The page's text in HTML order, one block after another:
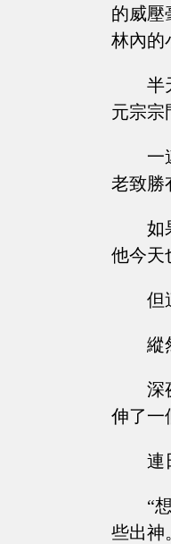
的威壓
林內的
半
元宗宗
一
老致勝
如
他今天
但
縱
深
伸了一
連
“
些出神